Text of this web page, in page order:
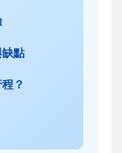
點
？